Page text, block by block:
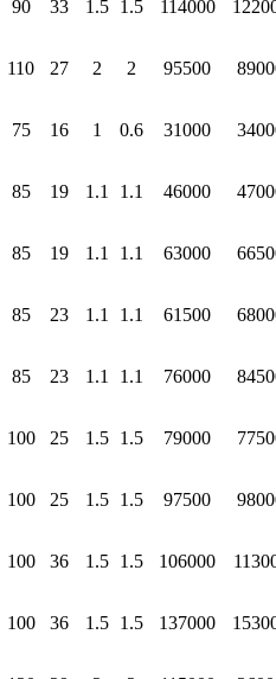
90 33 1.5 1.5 114000
110 27 2 2 95500
75 16 1 0.6 31000
85 19 1.1 1.1 46000
85 19 1.1 1.1 63000
85 23 1.1 1.1 61500
85 23 1.1 1.1 76000
100 25 1.5 1.5 79000
100 25 1.5 1.5 97500
100 36 1.5 1.5 106000
100 36 1.5 1.5 137000